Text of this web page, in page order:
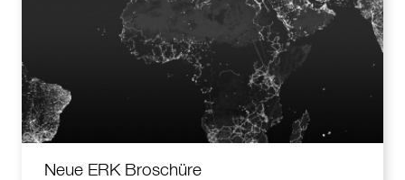
Neue ERK Broschüre